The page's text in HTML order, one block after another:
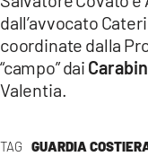
TAG GUARDIA
dall’avvocato
coordinate dalla
“campo” dai
Valentia.